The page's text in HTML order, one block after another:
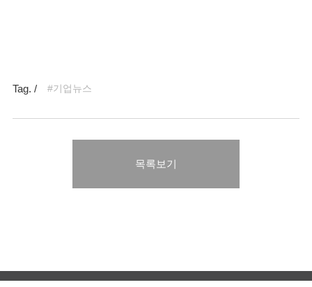
Tag. / #기업뉴스
목록보기